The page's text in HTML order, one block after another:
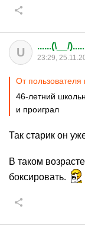
U ......(\__/
23:29,
От пользователя
46-летний
и проиграл
Так старик он
В таком
боксировать.